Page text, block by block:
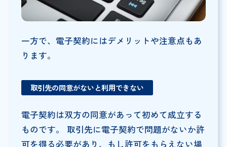
一方で、電子契約にはデメリットや注意点もあ
ります。
取引先の同意がないと利用できない
電子契約は双方の同意があって初めて成立する
ものです。 取引先に電子契約で問題がないか許
可を得る必要があり、もし許可をもらえない場